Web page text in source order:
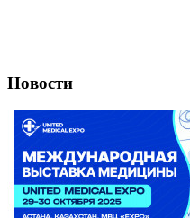
Новости